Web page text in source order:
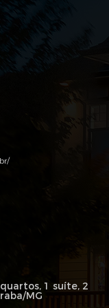
1 suíte, 2
MG